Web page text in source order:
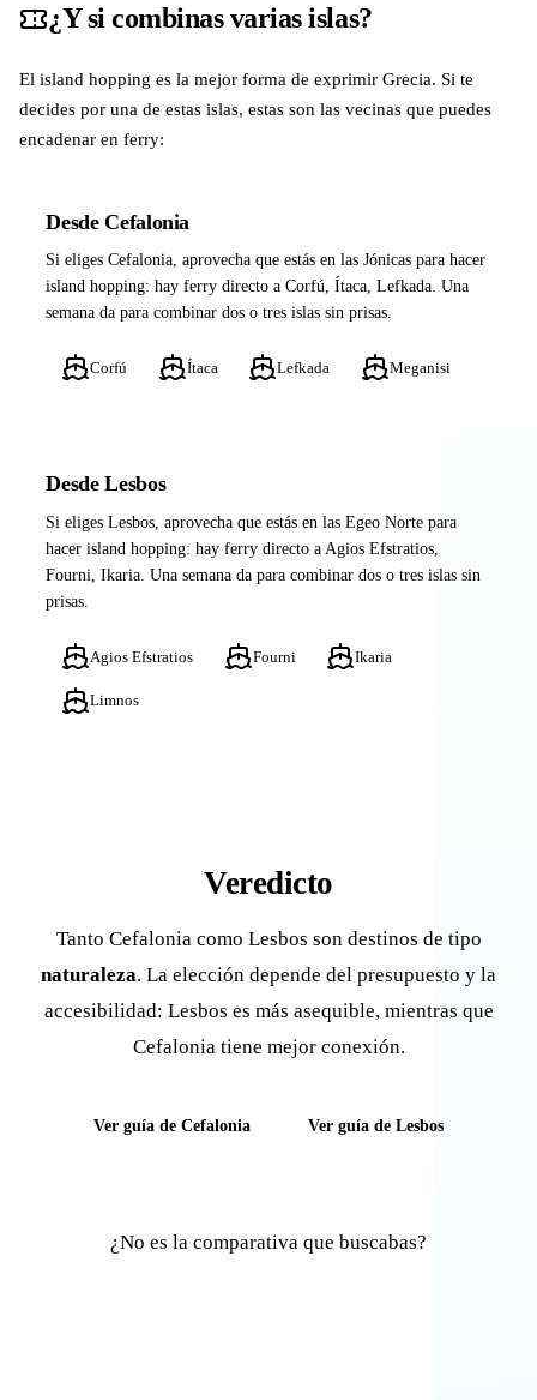
¿Y si combinas varias islas?
El island hopping es la mejor forma de exprimir Grecia. Si te
decides por una de estas islas, estas son las vecinas que puedes
encadenar en ferry:
Desde Cefalonia
Si eliges Cefalonia, aprovecha que estás en las Jónicas para hacer
island hopping: hay ferry directo a Corfú, Ítaca, Lefkada. Una
semana da para combinar dos o tres islas sin prisas.
Corfú Ítaca Lefkada Meganisi
Desde Lesbos
Si eliges Lesbos, aprovecha que estás en las Egeo Norte para
hacer island hopping: hay ferry directo a Agios Efstratios,
Fourni, Ikaria. Una semana da para combinar dos o tres islas sin
prisas.
Agios Efstratios Fourni Ikaria
Limnos
Veredicto
Tanto Cefalonia como Lesbos son destinos de tipo
naturaleza. La elección depende del presupuesto y la
accesibilidad: Lesbos es más asequible, mientras que
Cefalonia tiene mejor conexión.
Ver guía de Cefalonia Ver guía de Lesbos
¿No es la comparativa que buscabas?